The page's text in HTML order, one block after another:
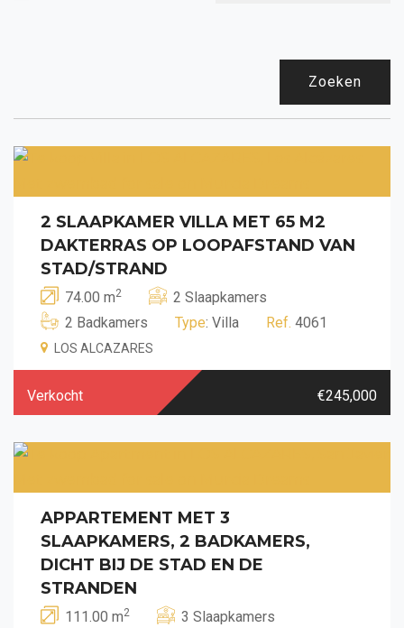
Zoeken
2 SLAAPKAMER VILLA MET 65 M2
DAKTERRAS OP LOOPAFSTAND VAN
STAD/STRAND
74.00 m2
2 Slaapkamers
2 Badkamers
Type: Villa Ref. 4061
LOS ALCAZARES
Verkocht €245,000
APPARTEMENT MET 3
SLAAPKAMERS, 2 BADKAMERS,
DICHT BIJ DE STAD EN DE
STRANDEN
111.00 m2
3 Slaapkamers